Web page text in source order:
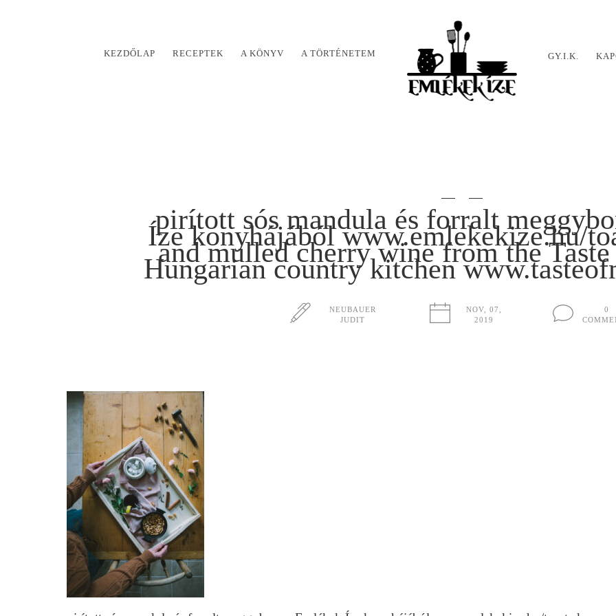
KEZDŐLAP RECEPTEK A KÖNYV A TÖRTÉNETEM GY.I.K.
pirított sós mandula és forralt
Íze konyhájából www.emlekekize.hu/
and mulled cherry wine from the
Hungarian country kitchen
NEUBAUER
JUDIT
NOV, 07,
2019
0